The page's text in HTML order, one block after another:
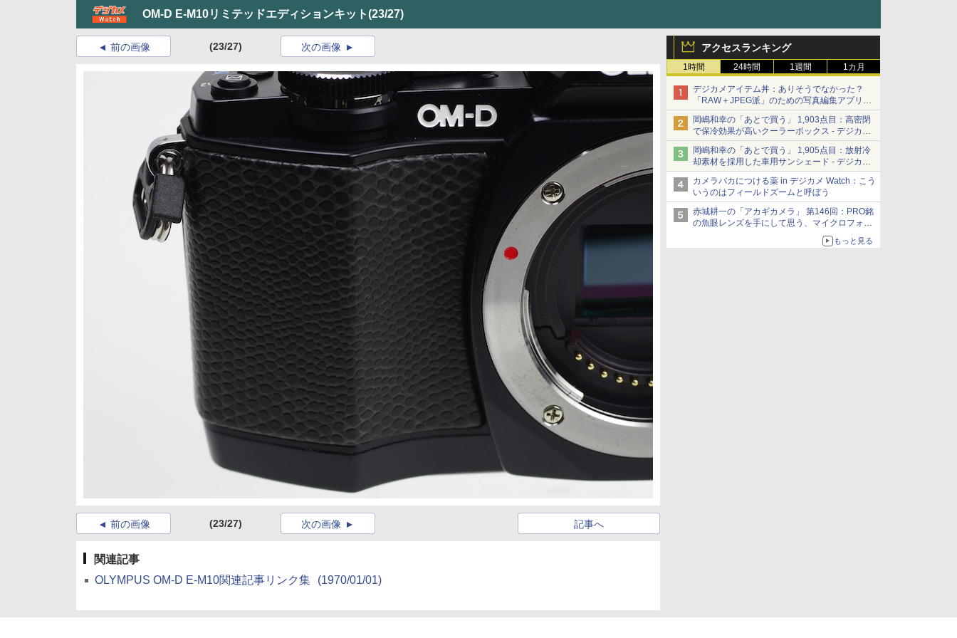
OM-D E-M10リミテッドエディションキット(23/27)
アクセスランキング
1時間 24時間 1週間 1カ月
デジカメアイテム丼：ありそうでなかった？
「RAW＋JPEG派」のための写真編集アプリ
カメラデフォルトのJPEGを大切にする
「Filmator」
岡嶋和幸の「あとで買う」 1,903点目：高密閉
で保冷効果が高いクーラーボックス - デジカメ
Watch
岡嶋和幸の「あとで買う」 1,905点目：放射冷
却素材を採用した車用サンシェード - デジカメ
Watch
カメラバカにつける薬 in デジカメ Watch：こう
いうのはフィールドズームと呼ぼう
赤城耕一の「アカギカメラ」 第146回：PRO銘
の魚眼レンズを手にして思う、マイクロフォー
もっと見る
前の画像 (23/27) 次の画像
前の画像 (23/27) 記事へ
次の画像
関連記事
OLYMPUS OM-D E-M10関連記事リンク集
(1970/01/01)